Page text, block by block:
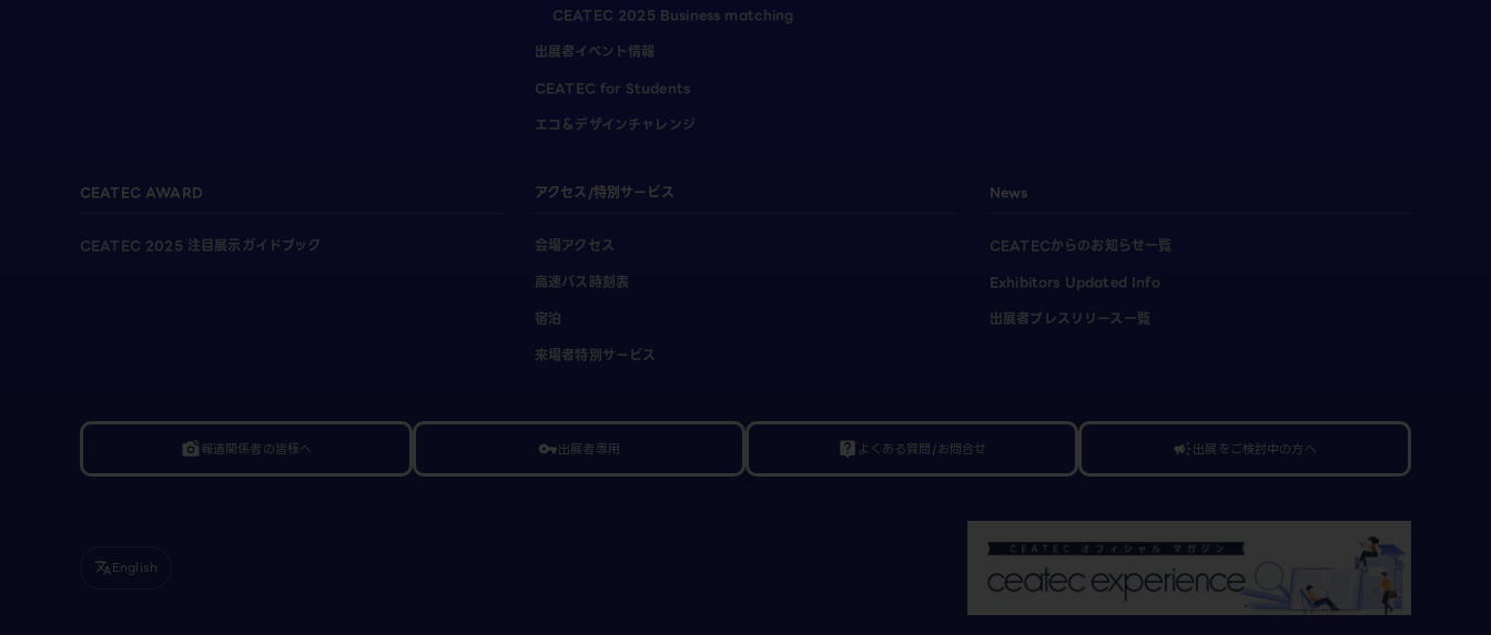
CEATEC 2025 Business matching
出展者イベント情報
CEATEC for Students
エコ＆デザインチャレンジ
CEATEC AWARD
CEATEC 2025 注目展示ガイドブック
アクセス/特別サービス
会場アクセス
高速バス時刻表
宿泊
来場者特別サービス
News
CEATECからのお知らせ一覧
Exhibitors Updated Info
出展者プレスリリース一覧
linked_camera報道関係者の皆様へ vpn_key出展者専用 live_help よくある質問/お問合せ campaign出展をご検討中の方へ
translateEnglish